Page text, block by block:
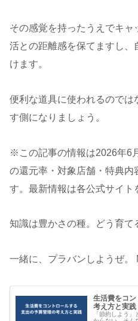
その感覚を持ったうえでキャ
活との距離感を保てますし
けます。
便利な道具に使われるので
す側になりましょう。
※この記事の情報は2026年6
の還元率・対象店舗・特典内
す。最新情報は各公式サイト
知識は豊かさの種。どう育て
一緒に、プラバンしようぜ。
生活費をコ
考え方と実践
「節約しよう